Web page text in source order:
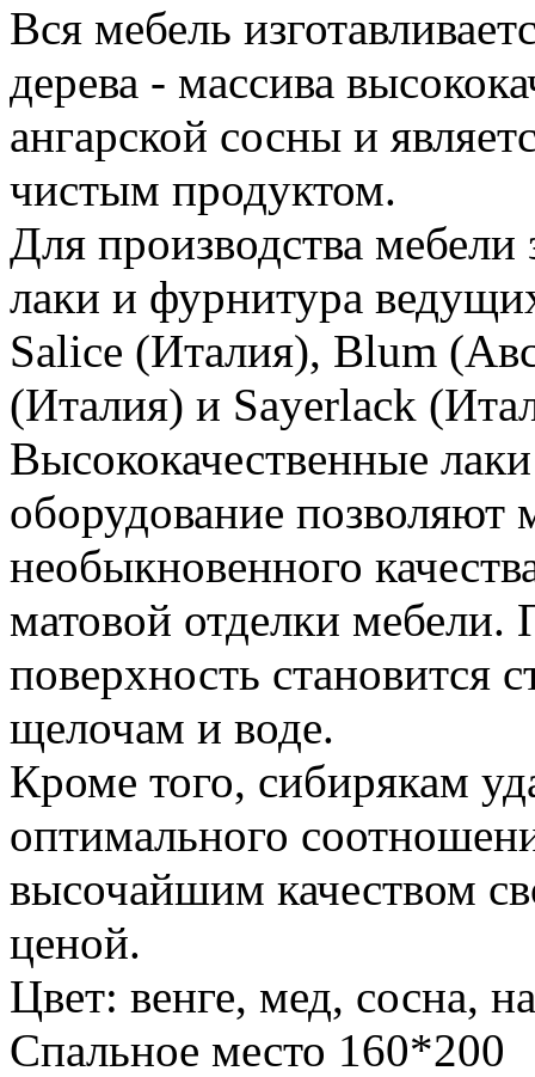
Вся мебель
дерева - массива
ангарской сосны и
чистым продуктом.
Для производства мебели
лаки и фурнитура
Salice (Италия), Blum
(Италия) и Sayerlack
Высококачественные
оборудование позволяют
необыкновенного
матовой отделки мебели.
поверхность становится
щелочам и воде.
Кроме того, сибирякам
оптимального
высочайшим качеством
ценой.
Цвет: венге, мед, сосна,
Спальное место 160*200